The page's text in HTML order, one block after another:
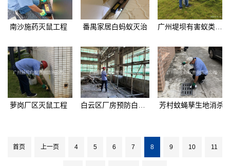
南沙施药灭鼠工程 番禺家居白蚂蚁灭治 广州堤坝有害蚁类防控
萝岗厂区灭鼠工程 芳村蚊蝇孳生地消杀
首页 上一页 4 5 6 7 8 9 10 11